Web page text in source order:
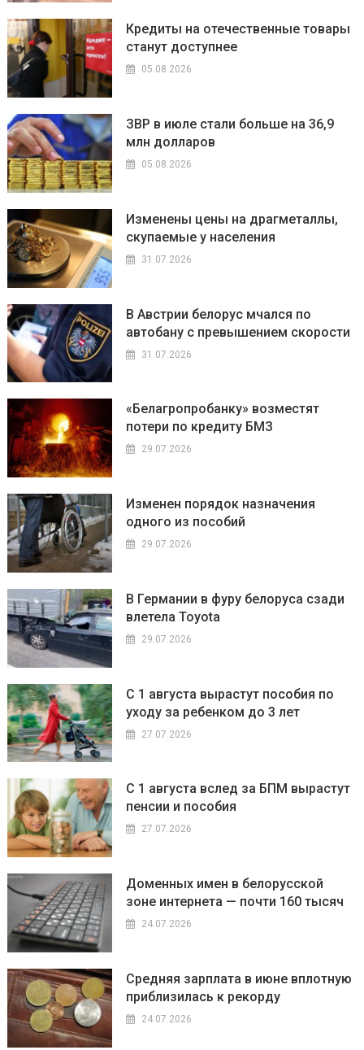
Кредиты на отечественные товары
станут доступнее
05.08.2026
ЗВР в июле стали больше на 36,9
млн долларов
05.08.2026
Изменены цены на драгметаллы,
скупаемые у населения
31.07.2026
В Австрии белорус мчался по
автобану с превышением скорости
31.07.2026
«Белагропробанку» возместят
потери по кредиту БМЗ
29.07.2026
Изменен порядок назначения
одного из пособий
29.07.2026
В Германии в фуру белоруса сзади
влетела Toyota
29.07.2026
С 1 августа вырастут пособия по
уходу за ребенком до 3 лет
27.07.2026
С 1 августа вслед за БПМ вырастут
пенсии и пособия
27.07.2026
Доменных имен в белорусской
зоне интернета — почти 160 тысяч
24.07.2026
Средняя зарплата в июне вплотную
приблизилась к рекорду
24.07.2026